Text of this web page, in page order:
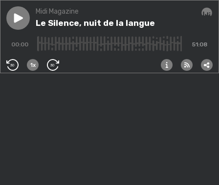
Play episodeLe Silence, nuit de la langue
Midi Magazine
Le Silence, nuit de la langue
00:00 51:08
30 1x 30